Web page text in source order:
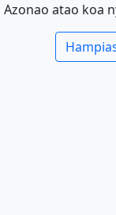
Azonao atao koa